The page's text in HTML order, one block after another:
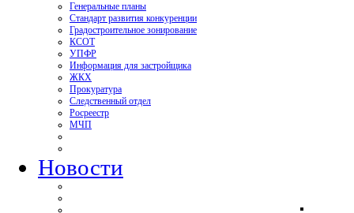
Генеральные планы
Стандарт развития конкуренции
Градостроительное зонирование
КСОТ
УПФР
Информация для застройщика
ЖКХ
Прокуратура
Следственный отдел
Росреестр
МЧП
Новости